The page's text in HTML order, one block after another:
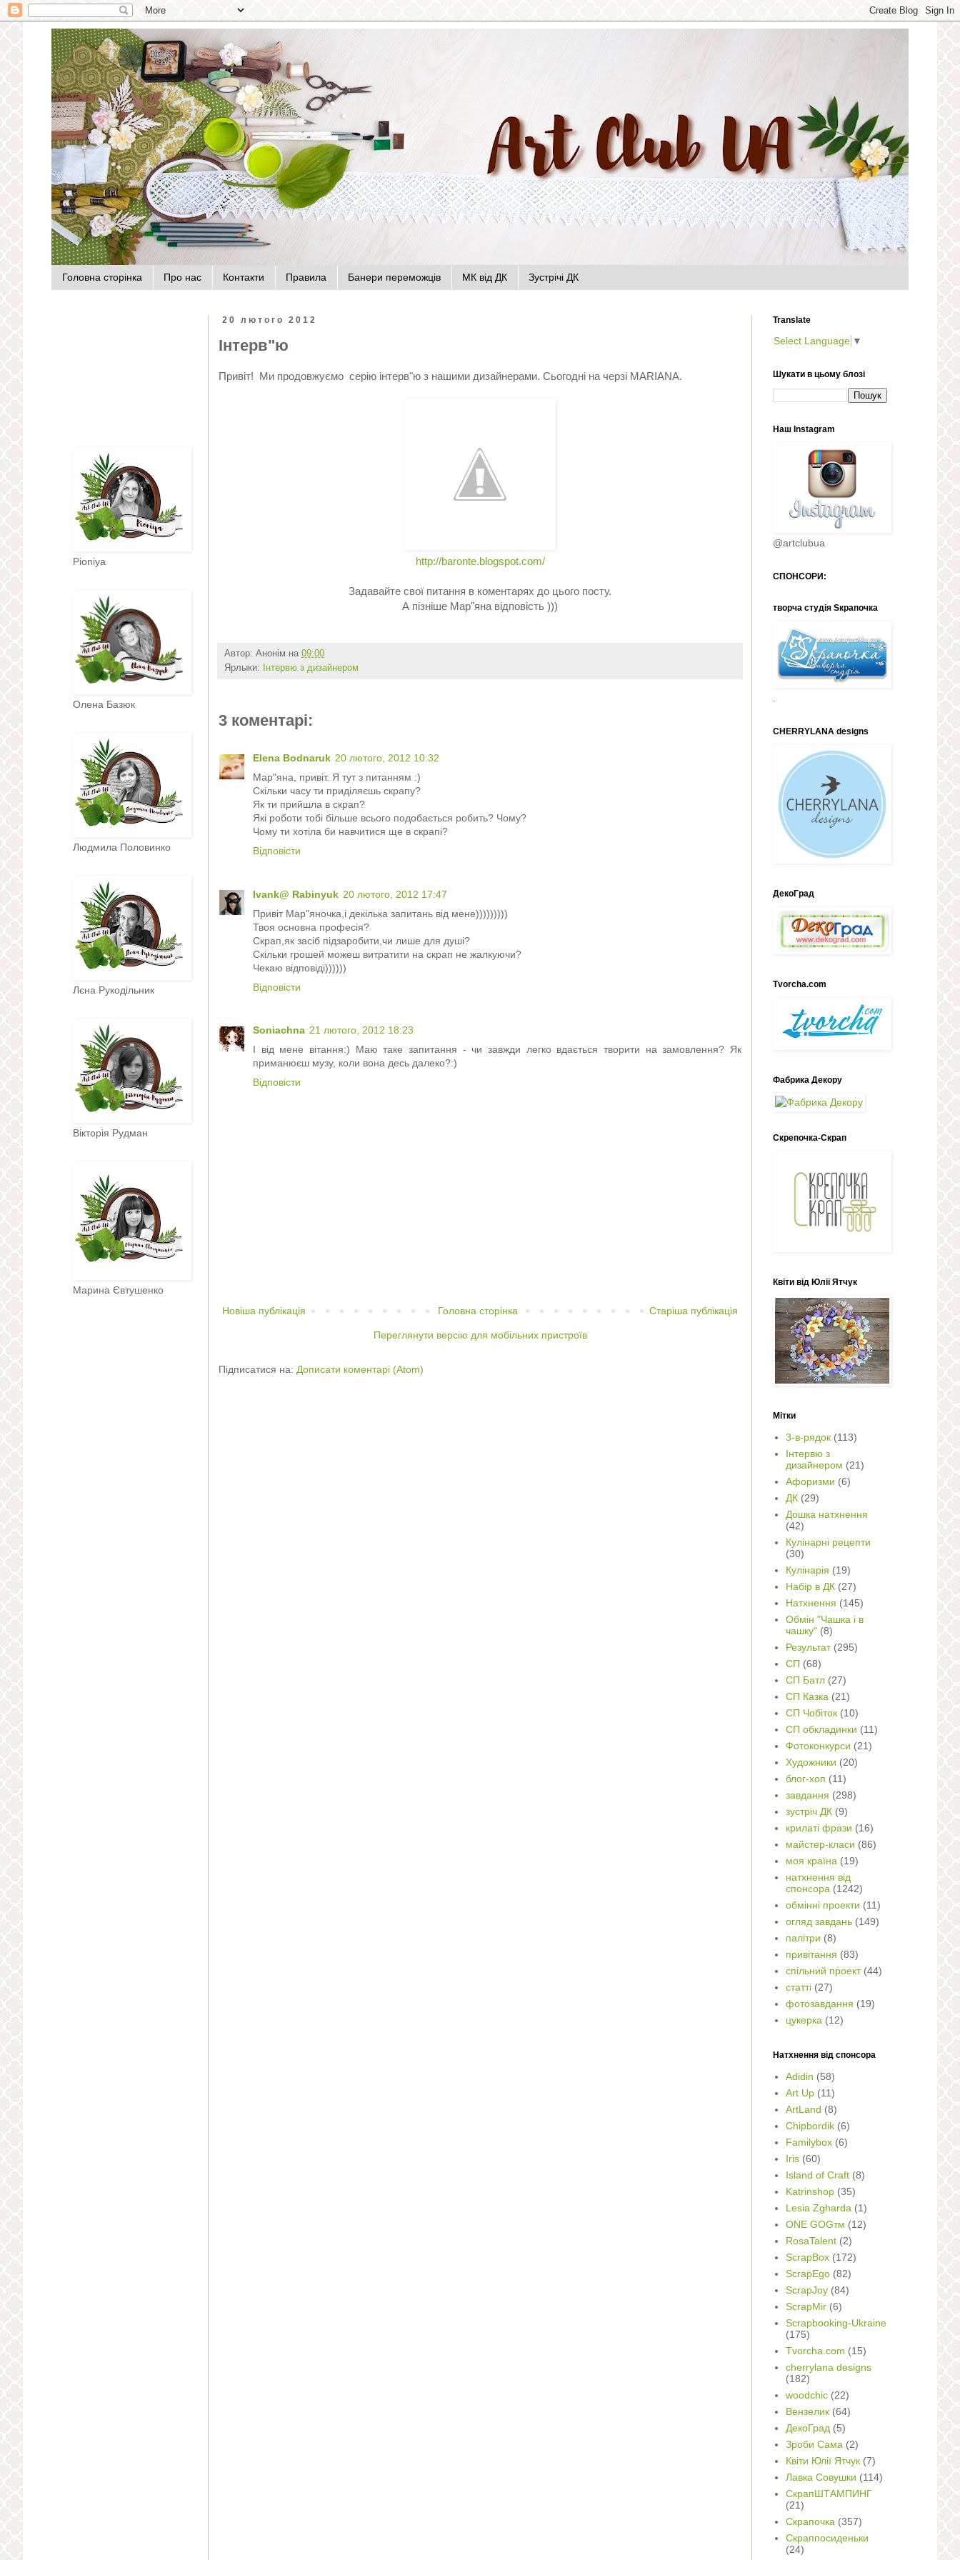
Головна сторінка Про нас Контакти Правила Банери переможців МК від ДК Зустрічі ДК
20 лютого 2012
Інтерв"ю
Привіт! Ми продовжуємо серію інтерв"ю з нашими дизайнерами. Сьогодні на черзі MARIANA.
http://baronte.blogspot.com/
Задавайте свої питання в коментарях до цього посту.
А пізніше Мар"яна відповість )))
Автор: Анонім на 09:00
Ярлыки:
Інтервю з дизайнером
3 коментарі:
Elena Bodnaruk 20 лютого, 2012 10:32
Мар"яна, привіт. Я тут з питанням :)
Скільки часу ти приділяєшь скрапу?
Як ти прийшла в скрап?
Які роботи тобі більше всього подобається робить? Чому?
Чому ти хотіла би навчитися ще в скрапі?
Відповісти
Ivank@ Rabinyuk 20 лютого, 2012 17:47
Привіт Мар"яночка,і декілька запитань від мене)))))))))
Твоя основна професія?
Скрап,як засіб підзаробити,чи лише для душі?
Скільки грошей можеш витратити на скрап не жалкуючи?
Чекаю відповіді))))))
Відповісти
Soniachna 21 лютого, 2012 18:23
І від мене вітання:) Маю таке запитання - чи завжди легко вдається творити на замовлення? Як
приманюєш музу, коли вона десь далеко?:)
Відповісти
Новіша публікація Старіша публікація
Головна сторінка
Переглянути версію для мобільних пристроїв
Підписатися на: Дописати коментарі (Atom)
Pioniya
Олена Базюк
Людмила Половинко
Лєна Рукодільник
Вікторія Рудман
Марина Євтушенко
Translate
Select Language ▼
Шукати в цьому блозі
Наш Іnstagram
@artclubua
СПОНСОРИ:
творча студія Sкрапочка
CHERRYLANA designs
ДекоГрад
Tvorcha.com
Фабрика Декору
Скрепочка-Скрап
Квіти від Юлії Ятчук
Мітки
3-в-рядок (113)
Інтервю з
дизайнером (21)
Афоризми (6)
ДК (29)
Дошка натхнення
(42)
Кулінарні рецепти
(30)
Кулінарія (19)
Набір в ДК (27)
Натхнення (145)
Обмін "Чашка і в
чашку" (8)
Результат (295)
СП (68)
СП Батл (27)
СП Казка (21)
СП Чобіток (10)
СП обкладинки (11)
Фотоконкурси (21)
Художники (20)
блог-хоп (11)
завдання (298)
зустріч ДК (9)
крилаті фрази (16)
майстер-класи (86)
моя країна (19)
натхнення від
спонсора (1242)
обмінні проекти (11)
огляд завдань (149)
палітри (8)
привітання (83)
спільний проект (44)
статті (27)
фотозавдання (19)
цукерка (12)
Натхнення від спонсора
Adidin (58)
Art Up (11)
ArtLand (8)
Chipbordik (6)
Familybox (6)
Iris (60)
Island of Craft (8)
Katrinshop (35)
Lesia Zgharda (1)
ONE GOGтм (12)
RosaTalent (2)
ScrapBox (172)
ScrapEgo (82)
ScrapJoy (84)
ScrapMir (6)
Scrapbooking-Ukraine
(175)
Tvorcha.com (15)
cherrylana designs
(182)
woodchic (22)
Вензелик (64)
ДекоГрад (5)
Зроби Сама (2)
Квіти Юлії Ятчук (7)
Лавка Совушки (114)
СкрапШТАМПИНГ
(21)
Скрапочка (357)
Скраппосиденьки
(24)